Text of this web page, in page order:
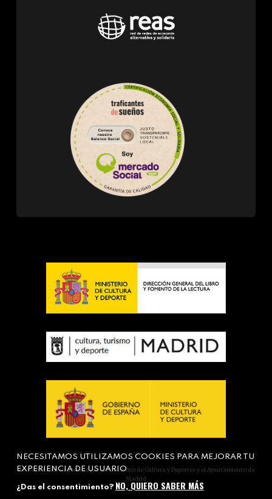
Actividad subvencionada por el Ministerio de Cultura y Deportes y el Ayuntamiento de
Madrid
NECESITAMOS UTILIZAMOS COOKIES PARA MEJORAR TU
EXPERIENCIA DE USUARIO
¿Das el consentimiento? NO, QUIERO SABER MÁS